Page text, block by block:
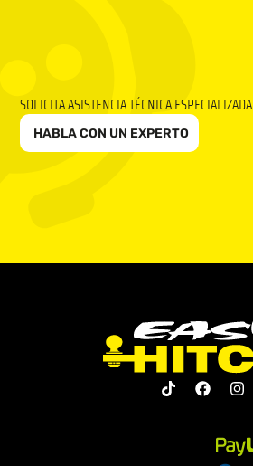
SOLICITA ASISTENCIA TÉCNICA ESPECIALIZADA
HABLA CON UN EXPERTO